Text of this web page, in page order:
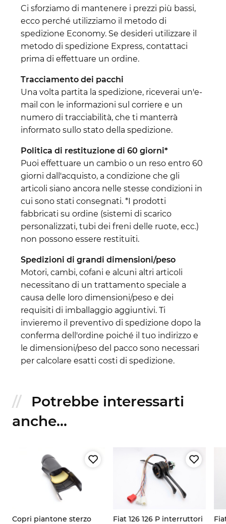
Ci sforziamo di mantenere i prezzi più bassi,
ecco perché utilizziamo il metodo di
spedizione Economy. Se desideri utilizzare il
metodo di spedizione Express, contattaci
prima di effettuare un ordine.
Tracciamento dei pacchi
Una volta partita la spedizione, riceverai un'e-
mail con le informazioni sul corriere e un
numero di tracciabilità, che ti manterrà
informato sullo stato della spedizione.
Politica di restituzione di 60 giorni*
Puoi effettuare un cambio o un reso entro 60
giorni dall'acquisto, a condizione che gli
articoli siano ancora nelle stesse condizioni in
cui sono stati consegnati. *I prodotti
fabbricati su ordine (sistemi di scarico
personalizzati, tubi dei freni delle ruote, ecc.)
non possono essere restituiti.
Spedizioni di grandi dimensioni/peso
Motori, cambi, cofani e alcuni altri articoli
necessitano di un trattamento speciale a
causa delle loro dimensioni/peso e dei
requisiti di imballaggio aggiuntivi. Ti
invieremo il preventivo di spedizione dopo la
conferma dell'ordine poiché il tuo indirizzo e
le dimensioni/peso del pacco sono necessari
per calcolare esatti costi di spedizione.
Potrebbe interessarti
anche...
Copri piantone sterzo
Fiat 126 126 P interruttori